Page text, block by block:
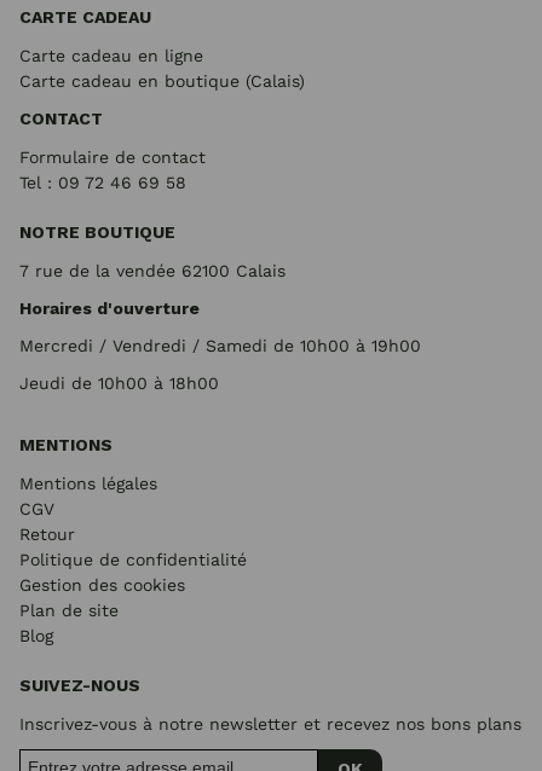
CARTE CADEAU
Carte cadeau en ligne
Carte cadeau en boutique (Calais)
CONTACT
Formulaire de contact
Tel : 09 72 46 69 58
NOTRE BOUTIQUE
7 rue de la vendée 62100 Calais
Horaires d'ouverture
Mercredi / Vendredi / Samedi de 10h00 à 19h00
Jeudi de 10h00 à 18h00
MENTIONS
Mentions légales
CGV
Retour
Politique de confidentialité
Gestion des cookies
Plan de site
Blog
SUIVEZ-NOUS
Inscrivez-vous à notre newsletter et recevez nos bons plans